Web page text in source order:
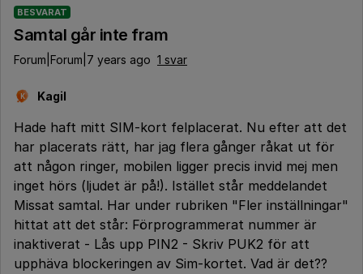
BESVARAT
Samtal går inte fram
Forum|Forum|7 years ago 1 svar
K Kagil
Hade haft mitt SIM-kort felplacerat. Nu efter att det
har placerats rätt, har jag flera gånger råkat ut för
att någon ringer, mobilen ligger precis invid mej men
inget hörs (ljudet är på!). Istället står meddelandet
Missat samtal. Har under rubriken "Fler inställningar"
hittat att det står: Förprogrammerat nummer är
inaktiverat - Lås upp PIN2 - Skriv PUK2 för att
upphäva blockeringen av Sim-kortet. Vad är det??